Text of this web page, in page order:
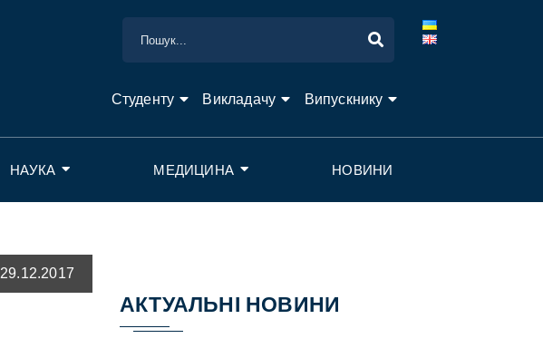
Студенту Викладачу Випускнику
НАУКА МЕДИЦИНА НОВИНИ
29.12.2017
АКТУАЛЬНІ НОВИНИ